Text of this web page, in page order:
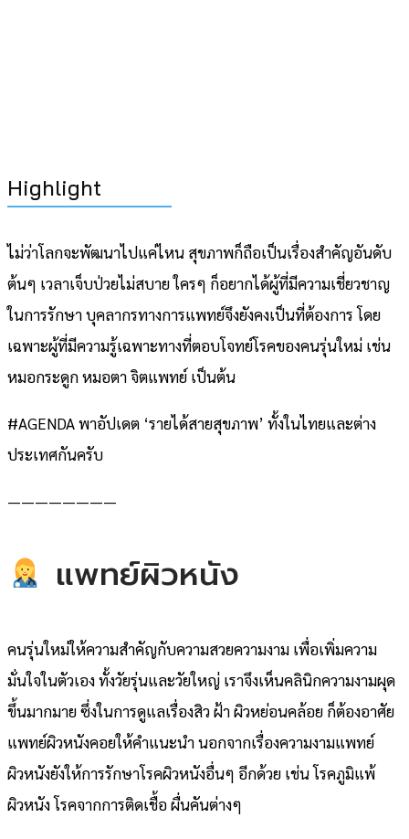
Highlight
ไม่ว่าโลกจะพัฒนาไปแค่ไหน สุขภาพก็ถือเป็นเรื่องสำคัญอันดับ
ต้นๆ เวลาเจ็บป่วยไม่สบาย ใครๆ ก็อยากได้ผู้ที่มีความเชี่ยวชาญ
ในการรักษา บุคลากรทางการแพทย์จึงยังคงเป็นที่ต้องการ โดย
เฉพาะผู้ที่มีความรู้เฉพาะทางที่ตอบโจทย์โรคของคนรุ่นใหม่ เช่น
หมอกระดูก หมอตา จิตแพทย์ เป็นต้น
#AGENDA พาอัปเดต ‘รายได้สายสุขภาพ’ ทั้งในไทยและต่าง
ประเทศกันครับ
————————
แพทย์ผิวหนัง
คนรุ่นใหม่ให้ความสำคัญกับความสวยความงาม เพื่อเพิ่มความ
มั่นใจในตัวเอง ทั้งวัยรุ่นและวัยใหญ่ เราจึงเห็นคลินิกความงามผุด
ขึ้นมากมาย ซึ่งในการดูแลเรื่องสิว ฝ้า ผิวหย่อนคล้อย ก็ต้องอาศัย
แพทย์ผิวหนังคอยให้คำแนะนำ นอกจากเรื่องความงามแพทย์
ผิวหนังยังให้การรักษาโรคผิวหนังอื่นๆ อีกด้วย เช่น โรคภูมิแพ้
ผิวหนัง โรคจากการติดเชื้อ ผื่นคันต่างๆ